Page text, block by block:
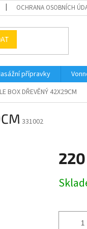
OCHRANA OSOBNÍCH
přípravky
BOX DŘEVĚNÝ 42X29CM
331002
cena: